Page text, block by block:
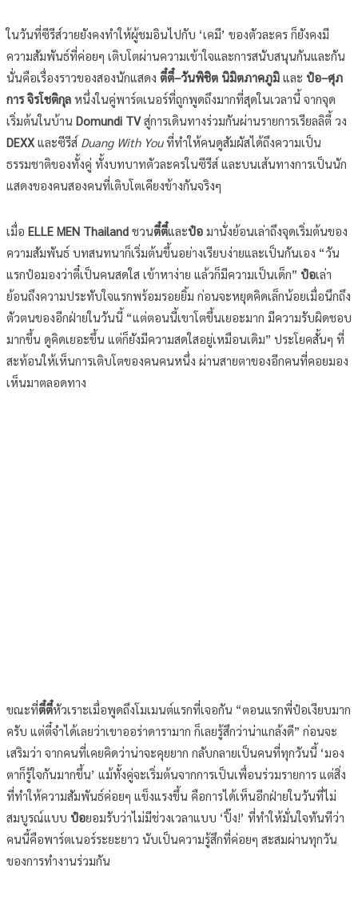
ในวันที่ซีรีส์วายยังคงทำให้ผู้ชมอินไปกับ ‘เคมี’ ของตัวละคร ก็ยังคงมี
ความสัมพันธ์ที่ค่อยๆ เติบโตผ่านความเข้าใจและการสนับสนุนกันและกัน
นั่นคือเรื่องราวของสองนักแสดง ตี๋ตี๋–วันพิชิต นิมิตภาคภูมิ และ ป๋อ–ศุภ
การ จิรโชติกุล หนึ่งในคู่พาร์ตเนอร์ที่ถูกพูดถึงมากที่สุดในเวลานี้ จากจุด
เริ่มต้นในบ้าน Domundi TVสู่การเดินทางร่วมกันผ่านรายการเรียลลิตี้ วง
DEXX และซีรีส์ Duang With Youที่ทำให้คนดูสัมผัสได้ถึงความเป็น
ธรรมชาติของทั้งคู่ ทั้งบทบาทตัวละครในซีรีส์ และบนเส้นทางการเป็นนัก
แสดงของคนสองคนที่เติบโตเคียงข้างกันจริงๆ
เมื่อ ELLE MEN Thailand ชวนตี๋ตี๋และป๋อ มานั่งย้อนเล่าถึงจุดเริ่มต้นของ
ความสัมพันธ์ บทสนทนาก็เริ่มต้นขึ้นอย่างเรียบง่ายและเป็นกันเอง “วัน
แรกป๋อมองว่าตี๋เป็นคนสดใส เข้าหาง่าย แล้วก็มีความเป็นเด็ก” ป๋อเล่า
ย้อนถึงความประทับใจแรกพร้อมรอยยิ้ม ก่อนจะหยุดคิดเล็กน้อยเมื่อนึกถึง
ตัวตนของอีกฝ่ายในวันนี้ “แต่ตอนนี้เขาโตขึ้นเยอะมาก มีความรับผิดชอบ
มากขึ้น ดูคิดเยอะขึ้น แต่ก็ยังมีความสดใสอยู่เหมือนเดิม” ประโยคสั้นๆ ที่
สะท้อนให้เห็นการเติบโตของคนคนหนึ่ง ผ่านสายตาของอีกคนที่คอยมอง
เห็นมาตลอดทาง
ขณะที่ตี๋ตี๋หัวเราะเมื่อพูดถึงโมเมนต์แรกที่เจอกัน “ตอนแรกพี่ป๋อเงียบมาก
ครับ แต่ตี๋จำได้เลยว่าเขาออร่าดารามาก ก็เลยรู้สึกว่าน่าแกล้งดี” ก่อนจะ
เสริมว่า จากคนที่เคยคิดว่าน่าจะคุยยาก กลับกลายเป็นคนที่ทุกวันนี้ ‘มอง
ตาก็รู้ใจกันมากขึ้น’ แม้ทั้งคู่จะเริ่มต้นจากการเป็นเพื่อนร่วมรายการ แต่สิ่ง
ที่ทำให้ความสัมพันธ์ค่อยๆ แข็งแรงขึ้น คือการได้เห็นอีกฝ่ายในวันที่ไม่
สมบูรณ์แบบ ป๋อยอมรับว่าไม่มีช่วงเวลาแบบ ‘ปิ๊ง!’ ที่ทำให้มั่นใจทันทีว่า
คนนี้คือพาร์ตเนอร์ระยะยาว นับเป็นความรู้สึกที่ค่อยๆ สะสมผ่านทุกวัน
ของการทำงานร่วมกัน